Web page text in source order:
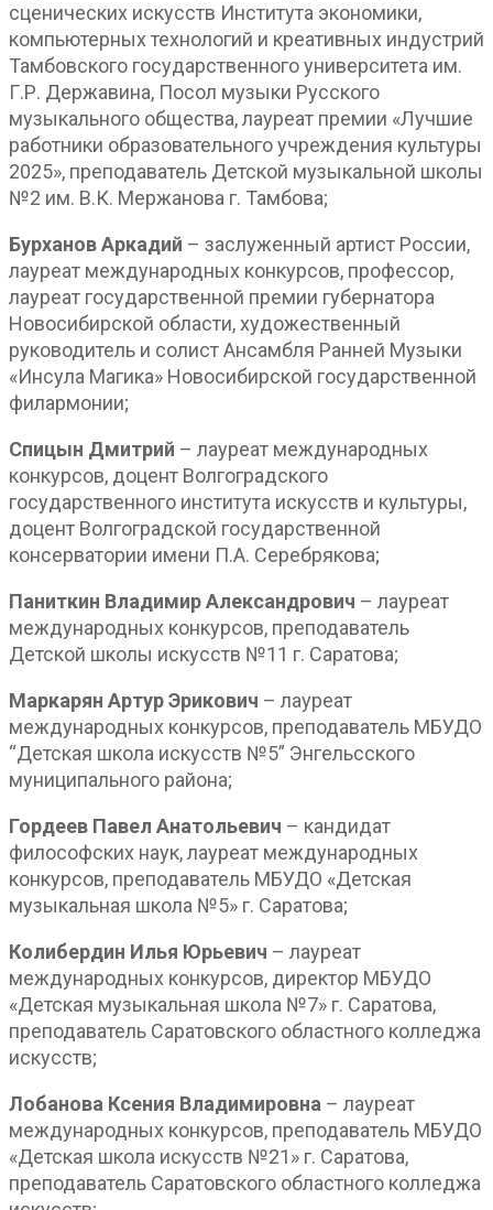
сценических искусств Института экономики,
компьютерных технологий и креативных индустрий
Тамбовского государственного университета им.
Г.Р. Державина, Посол музыки Русского
музыкального общества, лауреат премии «Лучшие
работники образовательного учреждения культуры
2025», преподаватель Детской музыкальной школы
№2 им. В.К. Мержанова г. Тамбова;
Бурханов Аркадий – заслуженный артист России,
лауреат международных конкурсов, профессор,
лауреат государственной премии губернатора
Новосибирской области, художественный
руководитель и солист Ансамбля Ранней Музыки
«Инсула Магика» Новосибирской государственной
филармонии;
Спицын Дмитрий – лауреат международных
конкурсов, доцент Волгоградского
государственного института искусств и культуры,
доцент Волгоградской государственной
консерватории имени П.А. Серебрякова;
Паниткин Владимир Александрович – лауреат
международных конкурсов, преподаватель
Детской школы искусств №11 г. Саратова;
Маркарян Артур Эрикович – лауреат
международных конкурсов, преподаватель МБУДО
“Детская школа искусств №5” Энгельсского
муниципального района;
Гордеев Павел Анатольевич – кандидат
философских наук, лауреат международных
конкурсов, преподаватель МБУДО «Детская
музыкальная школа №5» г. Саратова;
Колибердин Илья Юрьевич – лауреат
международных конкурсов, директор МБУДО
«Детская музыкальная школа №7» г. Саратова,
преподаватель Саратовского областного колледжа
искусств;
Лобанова Ксения Владимировна – лауреат
международных конкурсов, преподаватель МБУДО
«Детская школа искусств №21» г. Саратова,
преподаватель Саратовского областного колледжа